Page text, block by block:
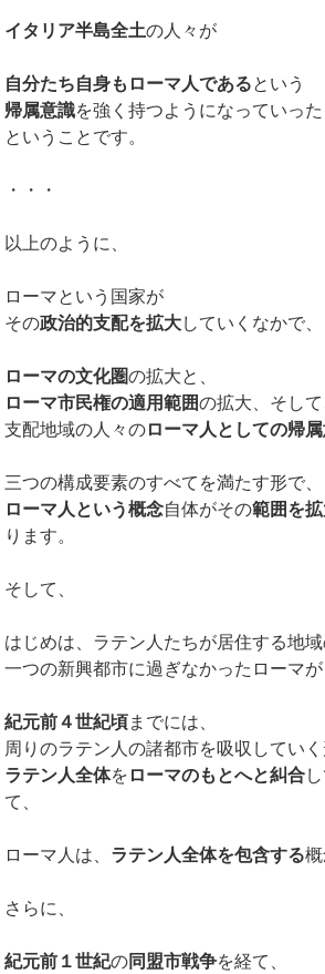
イタリア半島全土の人々が
自分たち自身もローマ人であるという
帰属意識を強く持つようになっていっ
ということです。
・・・
以上のように、
ローマという国家が
その政治的支配を拡大していくなかで、
ローマの文化圏の拡大と、
ローマ市民権の適用範囲の拡大、そして
支配地域の人々のローマ人としての帰
三つの構成要素のすべてを満たす形で、
ローマ人という概念自体がその範囲を
ります。
そして、
はじめは、ラテン人たちが居住する地
一つの新興都市に過ぎなかったローマが
紀元前４世紀頃までには、
周りのラテン人の諸都市を吸収してい
ラテン人全体を ローマのもとへと糾合
て、
ローマ人は、 ラテン人全体を包含する概
さらに、
紀元前１世紀の同盟市戦争を経て、